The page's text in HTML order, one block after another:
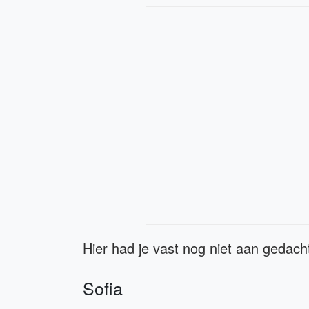
Hier had je vast nog niet aan
Sofia